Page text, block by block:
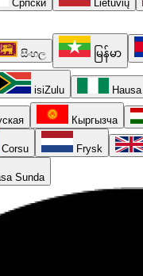
Српски Lietuvių
සිංහල မြန်မာ
isiZulu Hausa
Кыргызча
Corsu Frysk
Sunda